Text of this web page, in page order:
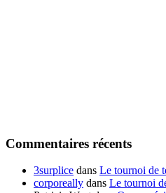
Commentaires récents
3surplice dans Le tournoi de
corporeally dans Le tournoi